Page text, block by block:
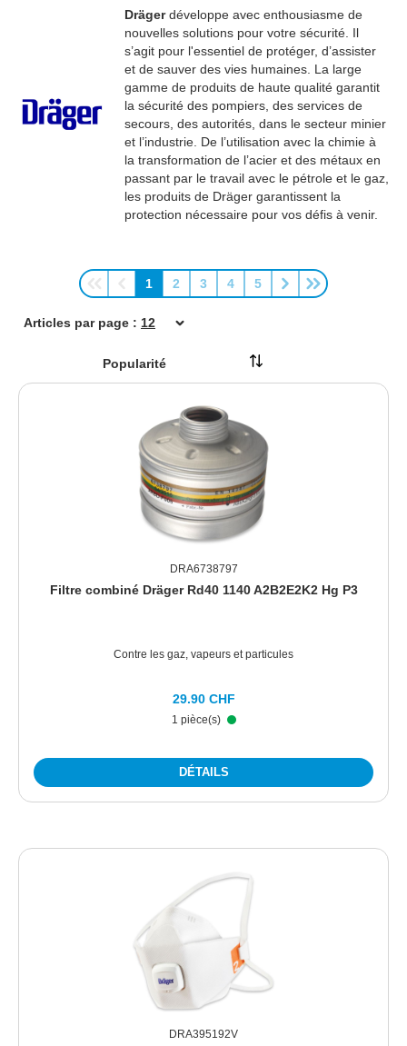
Kimberly-Clark Switzerland GmbH
Kleen Purgatis International AG
MEGA Clean Professional GmbH
Metsä Group
MEWA Textil-Service AG & Co. Deutschland OHG
PUMA SAFETY by ISM Heinrich Krämer GmbH
Solida AG
WEPA Professional GmbH
Drägerdéveloppe avec enthousiasme de
nouvelles solutions pour votre sécurité. Il
s’agit pour l'essentiel de protéger, d’assister
et de sauver des vies humaines. La large
gamme de produits de haute qualité garantit
la sécurité des pompiers, des services de
secours, des autorités, dans le secteur minier
et l’industrie. De l’utilisation avec la chimie à
la transformation de l’acier et des métaux en
passant par le travail avec le pétrole et le gaz,
les produits de Dräger garantissent la
protection nécessaire pour vos défis à venir.
Page
1
Page
2
Page
3
Page
4
Page
5
Articles par page :
DRA6738797
Filtre combiné Dräger Rd40 1140 A2B2E2K2 Hg P3
Contre les gaz, vapeurs et particules
1 pièce(s)
29.90 CHF
DÉTAILS
DRA395192V